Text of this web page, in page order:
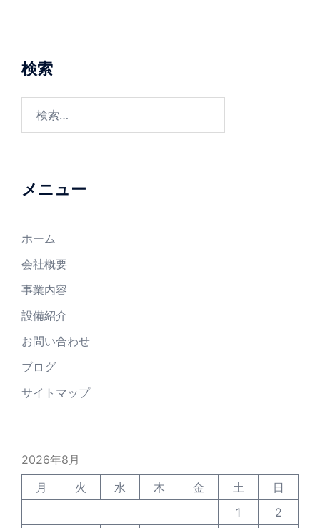
ー
シ
ョ
検索
メニュー
ホーム
会社概要
事業内容
設備紹介
お問い合わせ
ブログ
サイトマップ
2026年8月
月
火 水 木 金 土
日
1
2